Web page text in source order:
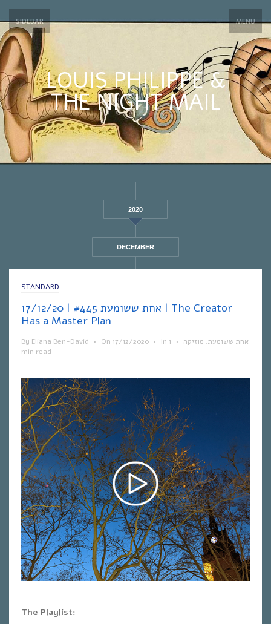
SIDEBAR MENU
LOUIS PHILIPPE &
THE NIGHT MAIL
2020
DECEMBER
STANDARD
אחת ששומעת #445 | 17/12/20 | The Creator
Has a Master Plan
By Eliana Ben-David • On 17/12/2020 • In אחת ששומעת, מוזיקה •
1
min read
The Playlist: